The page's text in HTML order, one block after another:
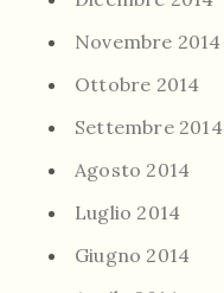
Novembre 2014
Ottobre 2014
Settembre 2014
Agosto 2014
Luglio 2014
Giugno 2014